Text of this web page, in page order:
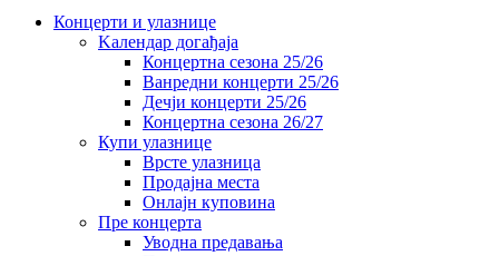
Концерти и улазнице
Kалендар догађаја
Концертна сезона 25/26
Ванредни концерти 25/26
Дечји концерти 25/26
Концертна сезона 26/27
Купи улазнице
Врсте улазница
Продајна места
Oнлајн куповинa
Пре концерта
Уводна предавања